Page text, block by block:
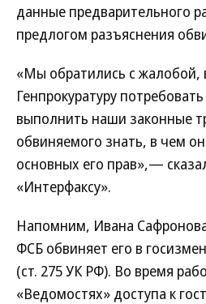
данные предварительного
предлогом разъяснения
«Мы обратились с жалобой,
Генпрокуратуру
выполнить наши законные
обвиняемого знать, в чем
основных его прав»,—
«Интерфаксу».
Напомним, Ивана
ФСБ обвиняет его в
(ст. 275 УК РФ). Во время
«Ведомостях» доступа к